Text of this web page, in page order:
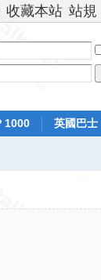
收藏本站 站規
1000
英國巴士